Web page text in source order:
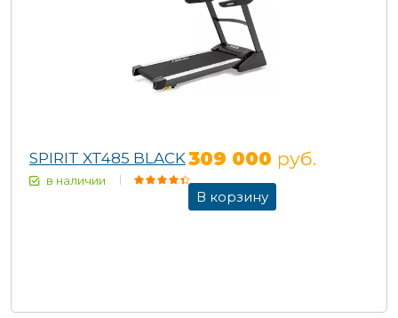
SPIRIT XT485 BLACK
в наличии
309 000 руб.
В корзину